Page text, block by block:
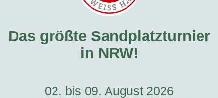
Das größte Sandplatzturnier
in NRW!
02. bis 09. August 2026